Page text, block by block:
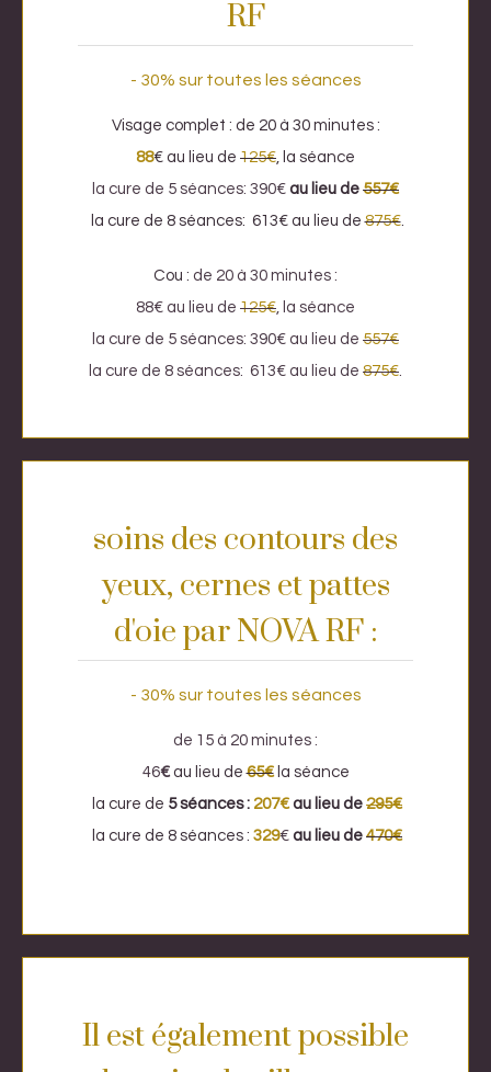
RF
- 30% sur toutes les séances
Visage complet : de 20 à 30 minutes :
88€ au lieu de 125€ la séance
la cure de 5 séances: 390€ au lieu de 557€
la cure de 8 séances: 613€au lieu de875€.
Cou : de 20 à 30 minutes :
88€ au lieu de 125€ , la séance
la cure de 5 séances: 390€ au lieu de 557€
la cure de 8 séances: 613€ au lieu de 875€
soins des contours des
yeux, cernes et pattes
d'oie par NOVA RF :
- 30% sur toutes les séances
de 15 à 20 minutes :
46€au lieu de65€la séance
la cure de 5 séances : 207€ au lieu de 295€
la cure de 8 séances : 329€ au lieu de 470€
Il est également possible